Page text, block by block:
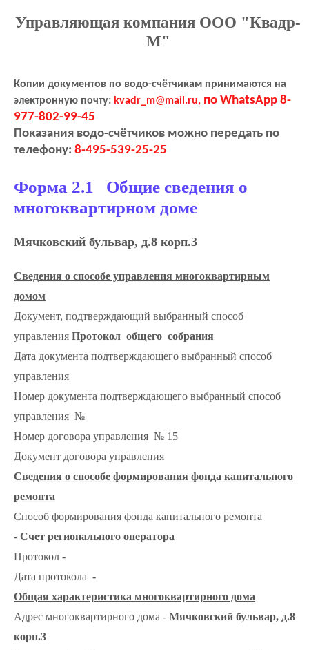
Управляющая компания ООО "Квадр-
М"
Копии документов по водо-счётчикам принимаются на
электронную почту: kvadr_m@mail.ru, по WhatsApp 8-
977-802-99-45
Показания водо-счётчиков можно передать по
телефону: 8-495-539-25-25
Форма 2.1 Общие сведения о
многоквартирном доме
Мячковский бульвар, д.8 корп.3
Сведения о способе управления многоквартирным
домом
Документ, подтверждающий выбранный способ
управления Протокол общего собрания
Дата документа подтверждающего выбранный способ
управления
Номер документа подтверждающего выбранный способ
управления №
Номер договора управления № 15
Документ договора управления
Сведения о способе формирования фонда капитального
ремонта
Способ формирования фонда капитального ремонта
- Счет регионального оператора
Протокол -
Дата протокола -
Общая характеристика многоквартирного дома
Адрес многоквартирного дома - Мячковский бульвар, д.8
корп.3